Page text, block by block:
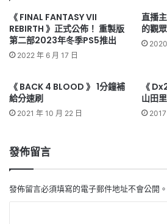
《 FINAL FANTASY VII
REBIRTH 》正式公佈！ 重製版
第二部2023年冬季PS5推出
2022 年 6 月 17 日
直播
的觀
《 BACK 4 BLOOD 》 1分鐘補
給分速刷
2021 年 10 月 22 日
《
山田
發佈留言
發佈留言必須填寫的電子郵件地址不會公開。